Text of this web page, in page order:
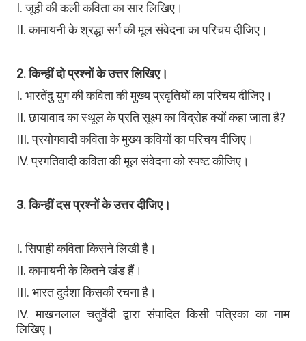
I. जूही की कली कविता का सार लिखिए।
II. कामायनी के श्रद्धा सर्ग की मूल संवेदना का परिचय दीजिए।
2. किन्हीं दो प्रश्नों के उत्तर लिखिए।
I. भारतेंदु युग की कविता की मुख्य प्रवृतियों का परिचय दीजिए।
II. छायावाद का स्थूल के प्रति सूक्ष्म का विद्रोह क्यों कहा जाता है?
III. प्रयोगवादी कविता के मुख्य कवियों का परिचय दीजिए।
IV. प्रगतिवादी कविता की मूल संवेदना को स्पष्ट कीजिए।
3. किन्हीं दस प्रश्नों के उत्तर दीजिए।
I. सिपाही कविता किसने लिखी है।
II. कामायनी के कितने खंड हैं।
III. भारत दुर्दशा किसकी रचना है।
IV. माखनलाल चतुर्वेदी द्वारा संपादित किसी पत्रिका का नाम
लिखिए।